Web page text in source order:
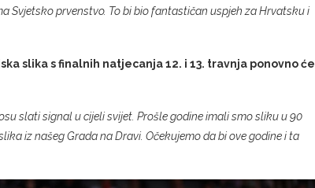
Svjetsko prvenstvo. To bi bio fantastičan uspjeh za Hrvatsku i
slika s finalnih natjecanja 12. i 13. travnja ponovno će
slati signal u cijeli svijet. Prošle godine imali smo sliku u 90
iz našeg Grada na Dravi. Očekujemo da bi ove godine i ta